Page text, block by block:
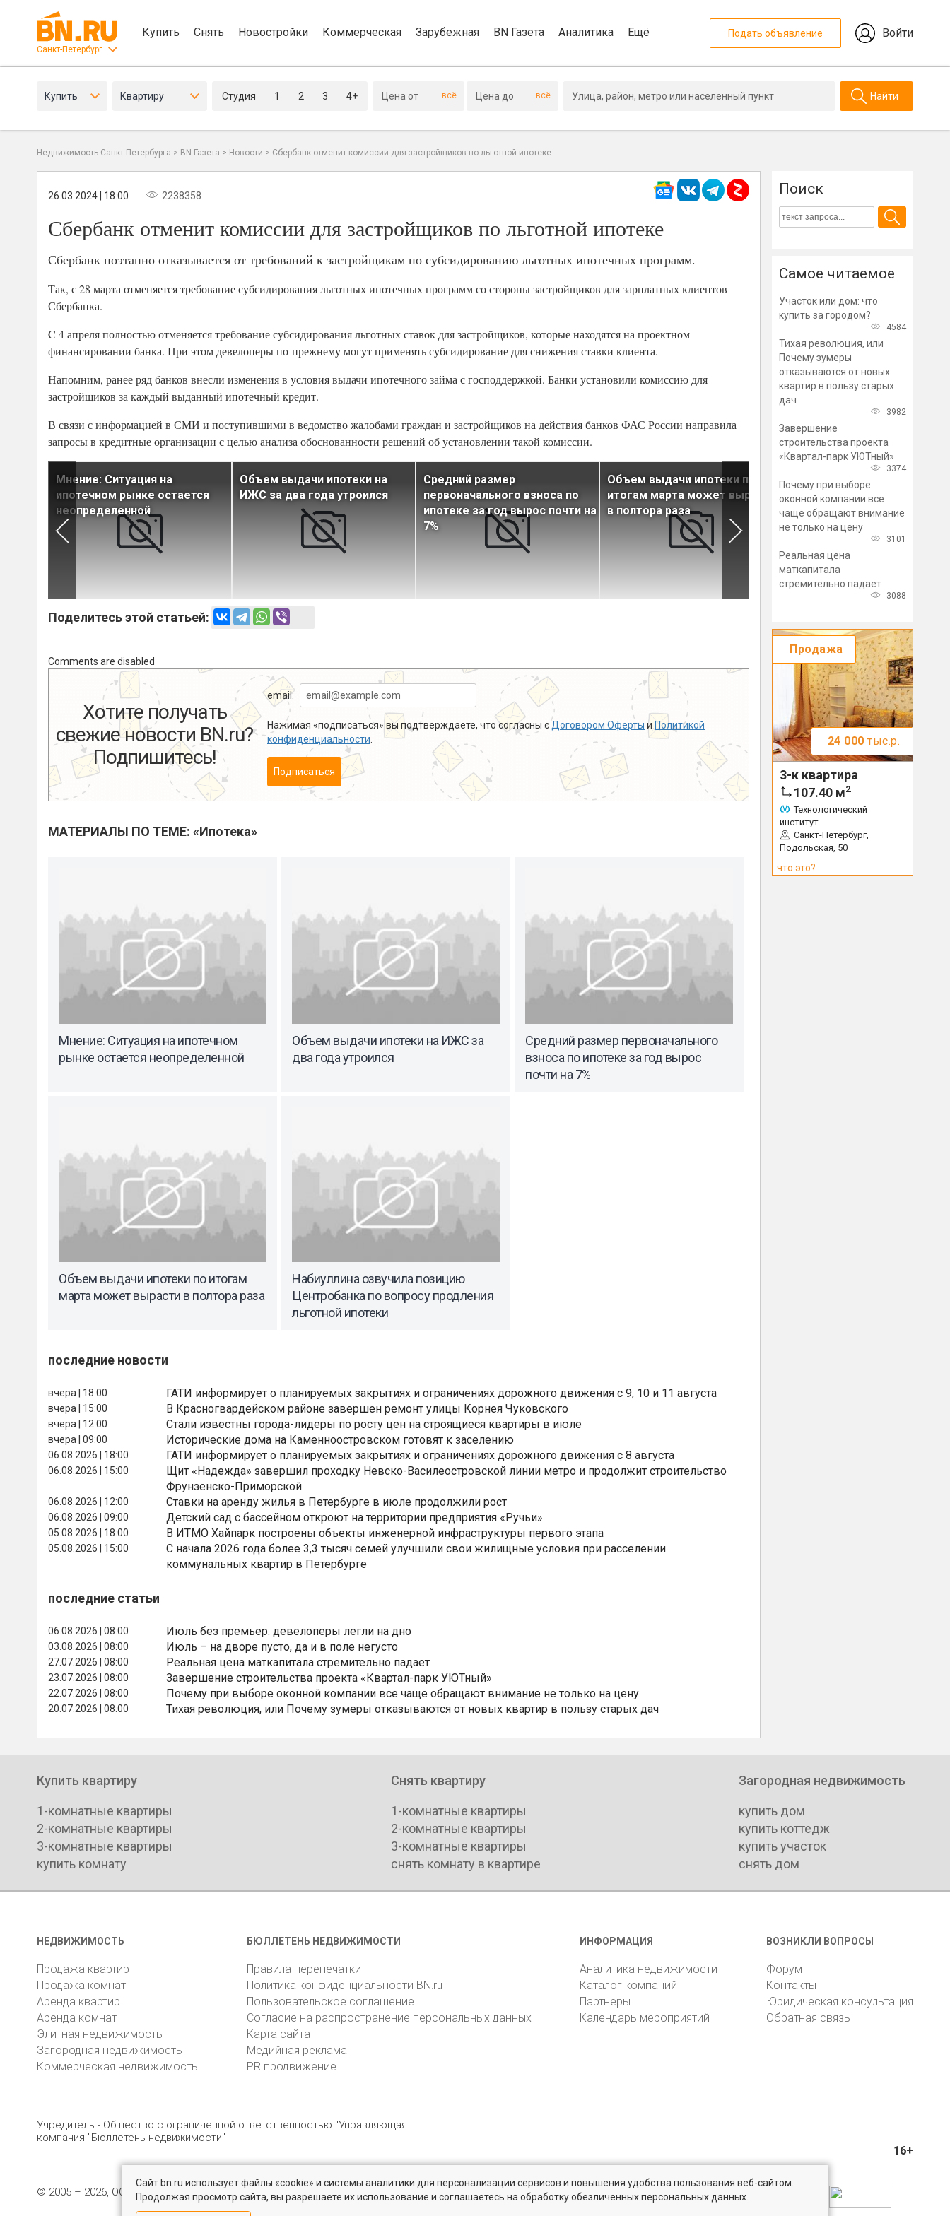
Санкт-Петербург
Купить Снять Новостройки Коммерческая Зарубежная BN Газета Аналитика Ещё Подать объявление Войти
Купить Квартиру Студия 1 2 3 4+ всё всё Найти
Недвижимость Санкт-Петербурга > BN Газета > Новости > Сбербанк отменит комиссии для застройщиков по льготной ипотеке
26.03.2024 | 18:00 2238358
Сбербанк отменит комиссии для застройщиков по льготной ипотеке
Сбербанк поэтапно отказывается от требований к застройщикам по субсидированию льготных ипотечных программ.
Так, с 28 марта отменяется требование субсидирования льготных ипотечных программ со стороны застройщиков для зарплатных клиентов
Сбербанка.
C 4 апреля полностью отменяется требование субсидирования льготных ставок для застройщиков, которые находятся на проектном
финансировании банка. При этом девелоперы по-прежнему могут применять субсидирование для снижения ставки клиента.
Напомним, ранее ряд банков внесли изменения в условия выдачи ипотечного займа с господдержкой. Банки установили комиссию для
застройщиков за каждый выданный ипотечный кредит.
В связи с информацией в СМИ и поступившими в ведомство жалобами граждан и застройщиков на действия банков ФАС России направила
запросы в кредитные организации с целью анализа обоснованности решений об установлении такой комиссии.
Мнение: Ситуация на
ипотечном рынке остается
неопределенной
Объем выдачи ипотеки на
ИЖС за два года утроился
Средний размер
первоначального взноса по
ипотеке за год вырос почти на
7%
Объем выдачи ипотеки по
итогам марта может вырасти
в полтора раза
Набиуллина озвучила
Центробанка по вопросу
продления льготной
Поделитесь этой статьей:
Comments are disabled
Хотите получать
свежие новости BN.ru?
Подпишитесь!
email:
Нажимая «подписаться» вы подтверждаете, что согласны с Договором Оферты и Политикой
конфиденциальности
Подписаться
МАТЕРИАЛЫ ПО ТЕМЕ: «Ипотека»
Мнение: Ситуация на ипотечном
рынке остается неопределенной
Объем выдачи ипотеки на ИЖС за
два года утроился
Средний размер первоначального
взноса по ипотеке за год вырос
почти на 7%
Объем выдачи ипотеки по итогам
марта может вырасти в полтора раза
Набиуллина озвучила позицию
Центробанка по вопросу продления
льготной ипотеки
последние новости
вчера | 18:00 ГАТИ информирует о планируемых закрытиях и ограничениях дорожного движения с 9, 10 и 11 августа
вчера | 15:00 В Красногвардейском районе завершен ремонт улицы Корнея Чуковского
вчера | 12:00 Стали известны города-лидеры по росту цен на строящиеся квартиры в июле
вчера | 09:00 Исторические дома на Каменноостровском готовят к заселению
06.08.2026 | 18:00 ГАТИ информирует о планируемых закрытиях и ограничениях дорожного движения с 8 августа
06.08.2026 | 15:00
Щит «Надежда» завершил проходку Невско-Василеостровской линии метро и продолжит строительство
Фрунзенско-Приморской
06.08.2026 | 12:00 Ставки на аренду жилья в Петербурге в июле продолжили рост
06.08.2026 | 09:00 Детский сад с бассейном откроют на территории предприятия «Ручьи»
05.08.2026 | 18:00 В ИТМО Хайпарк построены объекты инженерной инфраструктуры первого этапа
05.08.2026 | 15:00
С начала 2026 года более 3,3 тысяч семей улучшили свои жилищные условия при расселении
коммунальных квартир в Петербурге
последние статьи
06.08.2026 | 08:00 Июль без премьер: девелоперы легли на дно
03.08.2026 | 08:00 Июль – на дворе пусто, да и в поле негусто
27.07.2026 | 08:00 Реальная цена маткапитала стремительно падает
23.07.2026 | 08:00 Завершение строительства проекта «Квартал-парк УЮТный»
22.07.2026 | 08:00 Почему при выборе оконной компании все чаще обращают внимание не только на цену
20.07.2026 | 08:00 Тихая революция, или Почему зумеры отказываются от новых квартир в пользу старых дач
Поиск
Самое читаемое
Участок или дом: что
купить за городом?
4584
Тихая революция, или
Почему зумеры
отказываются от новых
квартир в пользу старых
дач
3982
Завершение
строительства проекта
«Квартал-парк УЮТный»
3374
Почему при выборе
оконной компании все
чаще обращают внимание
не только на цену
3101
Реальная цена
маткапитала
стремительно падает
3088
Продажа
24 000 тыс.р.
3-к квартира
107.40 м2
Технологический
институт
Санкт-Петербург,
Подольская, 50
что это?
Купить квартиру
1-комнатные квартиры
2-комнатные квартиры
3-комнатные квартиры
купить комнату
Снять квартиру
1-комнатные квартиры
2-комнатные квартиры
3-комнатные квартиры
снять комнату в квартире
Загородная недвижимость
купить дом
купить коттедж
купить участок
снять дом
НЕДВИЖИМОСТЬ
Продажа квартир
Продажа комнат
Аренда квартир
Аренда комнат
Элитная недвижимость
Загородная недвижимость
Коммерческая недвижимость
БЮЛЛЕТЕНЬ НЕДВИЖИМОСТИ
Правила перепечатки
Политика конфиденциальности BN.ru
Пользовательское соглашение
Согласие на распространение персональных данных
Карта сайта
Медийная реклама
PR продвижение
ИНФОРМАЦИЯ
Аналитика недвижимости
Каталог компаний
Партнеры
Календарь мероприятий
ВОЗНИКЛИ ВОПРОСЫ
Форум
Контакты
Юридическая консультация
Обратная связь
Учредитель - Общество с ограниченной ответственностью "Управляющая
компания "Бюллетень недвижимости"
16+
© 2005 – 2026, ООО «УК «БН» 8 (812) 331-93-56 196105, Санкт-Петербург, пр. Юрия Гагарина, 1 reklama@bn.ru
Сайт bn.ru использует файлы «cookie» и системы аналитики для персонализации сервисов и повышения удобства пользования веб-сайтом.
Продолжая просмотр сайта, вы разрешаете их использование и соглашаетесь на обработку обезличенных персональных данных.